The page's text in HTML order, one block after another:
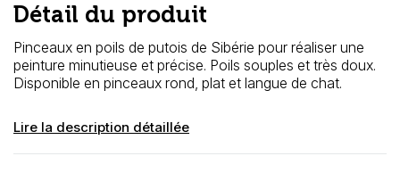
Détail du produit
Pinceaux en poils de putois de Sibérie pour réaliser une
peinture minutieuse et précise. Poils souples et très doux.
Disponible en pinceaux rond, plat et langue de chat.
Lire la description détaillée